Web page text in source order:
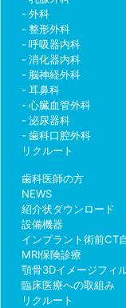
外科
整形外科
呼吸器内科
消化器内科
脳神経外科
耳鼻科
心臓血管外科
泌尿器科
歯科口腔外科
リクルート
歯科医師の方
NEWS
紹介状ダウンロード
設備機器
インプラント術前CT
MRI保険診療
顎骨3Dイメージフィ
臨床医療への取組み
リクルート